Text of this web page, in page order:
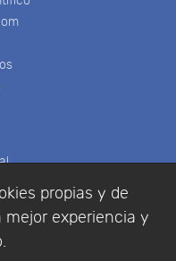
propias y de
experiencia y